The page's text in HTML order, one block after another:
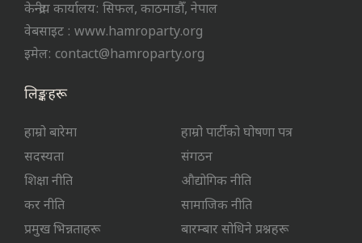
केन्द्रीय कार्यालय: सिफल, काठमाडौँ, नेपाल
वेबसाइट : www.hamroparty.org
इमेल: contact@hamroparty.org
लिङ्कहरू
हाम्रो बारेमा
हाम्रो पार्टीको घोषणा पत्र
सदस्यता
संगठन
शिक्षा नीति
औद्योगिक नीति
कर नीति
सामाजिक नीति
प्रमुख भिन्नताहरू
बारम्बार सोधिने प्रश्नहरू